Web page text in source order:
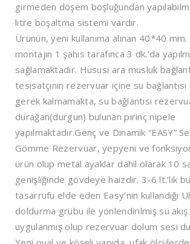
girmeden döşem boşluğundan
litre boşaltma sistemi vardır.
Ürünün, yeni kullanıma alınan 40*40
montajın 1 şahıs tarafınca 3 dk.’da
sağlamaktadır. Hususi ara musluk
tesisatçının rezervuar içine su
gerek kalmamakta, su bağlantısı
durağan(durgun) bulunan pirinç nipele
yapılmaktadır.Genç ve Dinamik “EASY”
Gömme Rezervuar, yepyeni ve
ürün olup metal ayaklar dahil olarak 10
genişliğinde gövdeye haizdir. 3-6 lt.’lik
tasarrufu elde eden Easy’nin kullandığı
doldurma grubu ile yönlendirilmiş su
uygulanmış olup rezervuar dolum sesi